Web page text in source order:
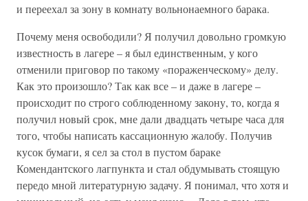
и переехал за зону в комнату вольнонаемного барака.
Почему меня освободили? Я получил довольно громкую
известность в лагере – я был единственным, у кого
отменили приговор по такому «пораженческому» делу.
Как это произошло? Так как все – и даже в лагере –
происходит по строго соблюденному закону, то, когда я
получил новый срок, мне дали двадцать четыре часа для
того, чтобы написать кассационную жалобу. Получив
кусок бумаги, я сел за стол в пустом бараке
Комендантского лагпункта и стал обдумывать стоящую
передо мной литературную задачу. Я понимал, что хотя и